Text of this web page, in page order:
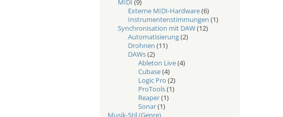
MIDI (9)
Externe MIDI-Hardware(6)
Instrumentenstimmungen (1)
Synchronisation mit DAW(12)
Automatisierung(2)
Drohnen (11)
DAWs(2)
Ableton Live(4)
Cubase(4)
Logic Pro (2)
ProTools(1)
Reaper(1)
Sonar(1)
Musik-Stil (Genre)